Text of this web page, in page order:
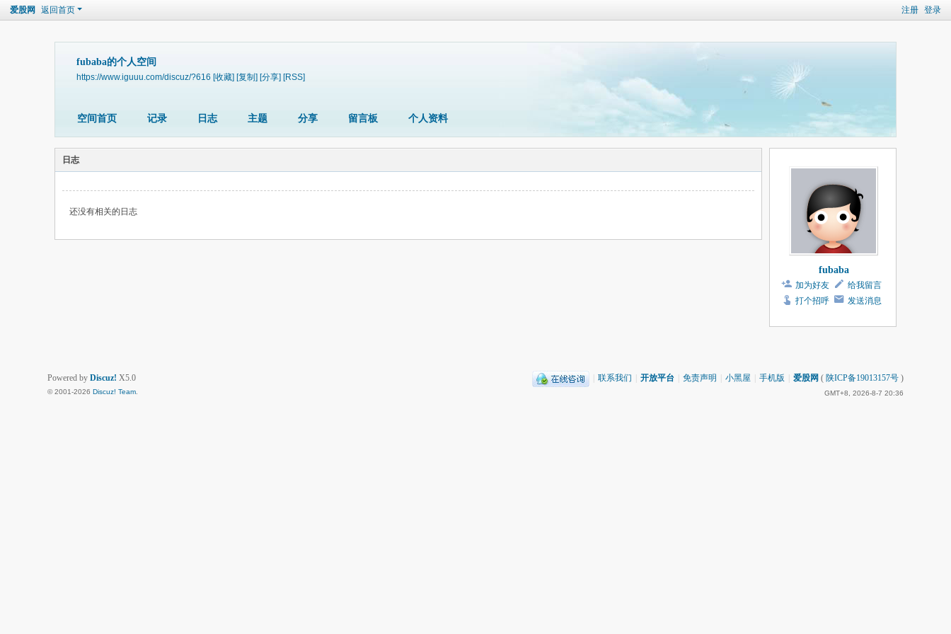
注册 登录
爱股网 返回首页
fubaba的个人空间
https://www.iguuu.com/discuz/?616 [收藏] [复制] [分享] [RSS]
空间首页 记录 日志 主题 分享 留言板 个人资料
日志
还没有相关的日志
fubaba
加为好友
给我留言
打个招呼
发送消息
联系我们 开放平台 免责声明 小黑屋 手机版 爱股网 ( 陕ICP备19013157号 )
GMT+8, 2026-8-7 20:36
Powered by Discuz! X5.0
© 2001-2026 Discuz! Team